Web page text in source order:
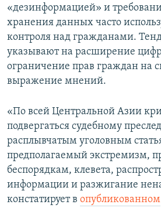
«дезинформацией» и
хранения данных часто
контроля над гражданами.
указывают на расширение
ограничение прав граждан на
выражение мнений.
«По всей Центральной Азии
подвергаться судебному
расплывчатым уголовным
предполагаемый экстремизм,
беспорядкам, клевета,
информации и разжигание
констатирует в опубликованном